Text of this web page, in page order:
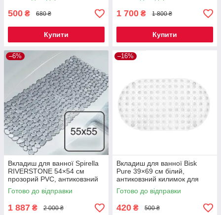
500 ₴ 680 ₴
Купити
1 700 ₴ 1 800 ₴
Купити
–6%
Вкладиш для ванної Spirella
RIVERSTONE 54×54 см
прозорий PVC, антиковзний
килимок на присосках для
ванни, Швейцарія
Готово до відправки
1 887 ₴ 2 000 ₴
–16%
Вкладиш для ванної Bisk
Pure 39×69 см білий,
антиковзний килимок для
ванни з присосками, PVC,
захист від ковзання
Готово до відправки
420 ₴ 500 ₴